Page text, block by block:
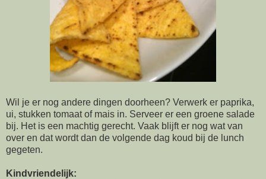
Wil je er nog andere dingen doorheen? Verwerk er paprika,
ui, stukken tomaat of mais in. Serveer er een groene salade
bij. Het is een machtig gerecht. Vaak blijft er nog wat van
over en dat wordt dan de volgende dag koud bij de lunch
gegeten.
Kindvriendelijk: